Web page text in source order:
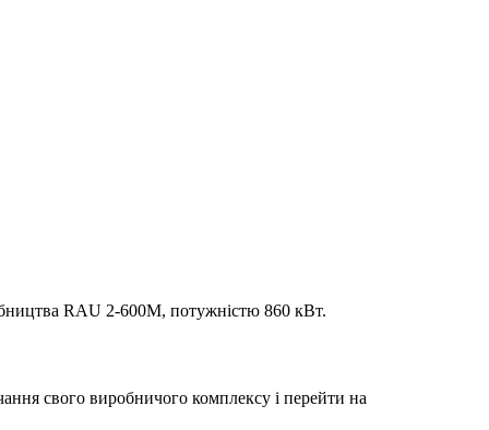
RAU 2-600M, потужністю 860 кВт.
свого виробничого комплексу і перейти на